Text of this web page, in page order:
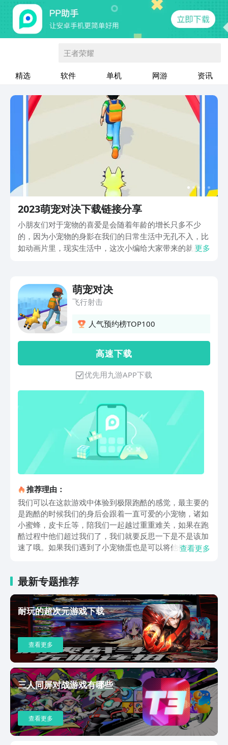
王者荣耀
精选 软件 单机 网游 资讯
2023萌宠对决下载链接分享
小朋友们对于宠物的喜爱是会随着年龄的增长只多不少
的，因为小宠物的身影在我们的日常生活中无孔不入，比
如动画片里，现实生活中，这次小编给大家带来的就是更多
萌宠对决
飞行射击
人气预约榜TOP100
高 速 下 载
优先用九游APP下载
推荐理由：
我们可以在这款游戏中体验到极限跑酷的感觉，最主要的
是跑酷的时候我们的身后会跟着一直可爱的小宠物，诸如
小蜜蜂，皮卡丘等，陪我们一起越过重重难关，如果在跑
酷过程中他们超过我们了，我们就要反思一下是不是该加
速了哦。如果我们遇到了小宠物蛋也是可以将他们捡起来
戏中也是有敌人的，他们和我们一样训练着很多萌宠精
灵，不可轻敌哦。在这款游戏的热血对决模式中，还能操
控自己的精灵和对手的精灵单独进行PK，这个模式就是看
我们对萌宠精灵们的操控程度，我们自己是无法干预战斗
过程的哦，静静等待收割胜利的果实吧，游戏胜利我们还
可以看到萌宠的成长过程呢。当我们遇到的是十分强大的
精灵对手，我们可以增加作战的宠物数量，就算将我们驯
养的所有宠物都添加到战斗中去都没问题，只要可以打败
超级精灵，如果游戏胜利，那么参与作战的所有萌宠都会
增长自身等级哦。以上就是小编今天给大家推荐的2023
萌宠对决下载链接分享的全部内容了，小编认为宠物之间
的对决也是讲究策略的，就像齐王赛马一样，只要有策
略，在任何游戏中都能一往无前，大获全胜，所以快去这
款游戏中试试你的策略是否可行吧。
查看更多
最新专题推荐
耐玩的超次元游戏下载
查看更多
三人同屏对战游戏有哪些
查看更多